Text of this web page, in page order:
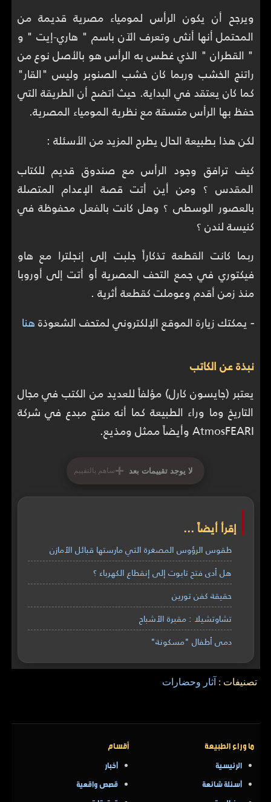
ويرجح أن يكون الرأس لمومياء مصرية قديمة من
المحتمل أنها أنثى وتعرف الآن باسم " هاري-إيت " و
" القطران " الذي غطس به الرأس هو بالأصل نوع من
راتنج الخشب وربما كان خشب الصنوبر وليس "القار"
كما كان يعتقد في البداية. حيث اتضح أن الطريقة التي
حفظ بها الرأس متسقة مع نظرية المومياء المصرية.
لكن هذا بطبيعة الحال يطرح المزيد من الأسئلة :
كيف ترافق وجود الرأس مع صندوق قديم للكتاب
المقدس ؟ ومن أين أتت قصة الإعدام المتصلة
بالعصور الوسطى ؟ وهل كانت بالفعل محفوظة في
كنيسة لندن ؟
ربما كانت القطعة تذكاراً جلبت إلى إنجلترا مع هاو
فيكتوري في جمع التحف المصرية أو أتت إلى أوروبا
منذ زمن أقدم وعوملت كقطعة أثرية .
-يمكتك زيارة الموقع الإلكتروني لمتحف الشعوذةهنا
نبذة عن الكاتب
يعتبر (جايسون كارل) مؤلفاً للعديد من الكتب في مجال
التاريخ وما وراء الطبيعة كما أنه منتج مبدع في شركة
AtmosFEARI وأيضاً ممثل ومذيع.
لا يوجد تقييمات بعد +ساهم بالتقييم
إقرأ أيضاً ...
طقوس الرؤوس المصغرة التي مارستها قبائل الأمازن
هل أدى فتح تابوت إلى إنقطاع الكهرباء ؟
حقيقة كفن تورين
تشاوتشيلا : مقبرة الأشباح
دمى أطفال "مسكونة"
تصنيفات : آثار وحضارات
ما وراء الطبيعة
الرئيسية
أسئلة شائعة
أقسام
أخبار
قصص واقعية